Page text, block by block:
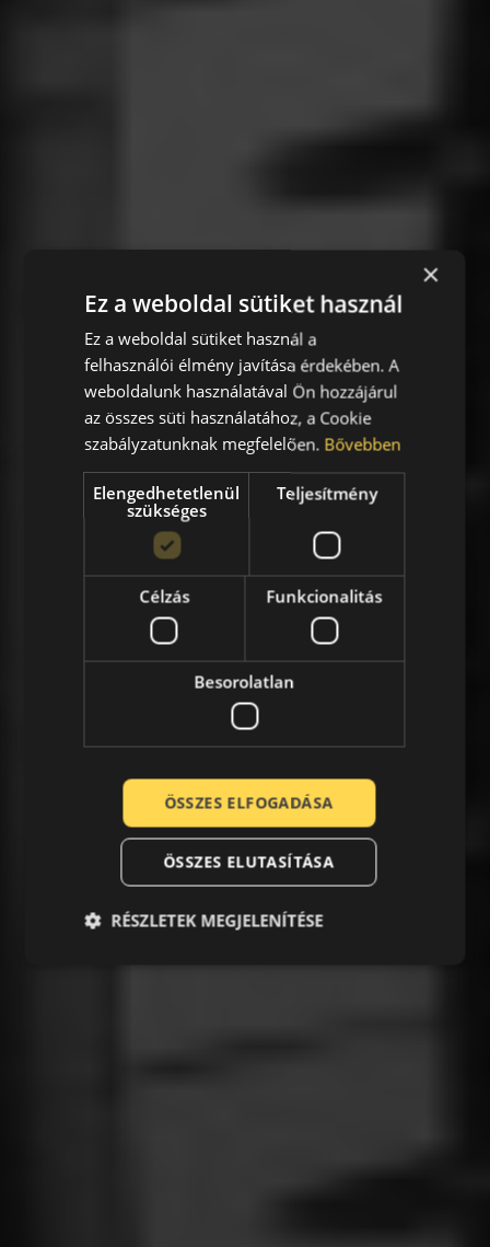
×
Ez a weboldal sütiket használ
Ez a weboldal sütiket használ a
felhasználói élmény javítása érdekében. A
weboldalunk használatával Ön hozzájárul
az összes süti használatához, a Cookie
szabályzatunknak megfelelően. Bővebben
Elengedhetetlenül
szükséges
Teljesítmény
Célzás Funkcionalitás
Besorolatlan
ÖSSZES ELFOGADÁSA
ÖSSZES ELUTASÍTÁSA
RÉSZLETEK MEGJELENÍTÉSE